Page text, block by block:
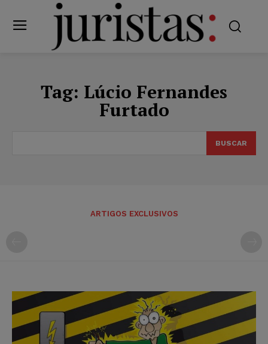
Tag: Lúcio Fernandes
Furtado
BUSCAR
ARTIGOS EXCLUSIVOS